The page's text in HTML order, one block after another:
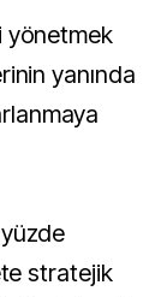
yönetmek
yanında
stratejik